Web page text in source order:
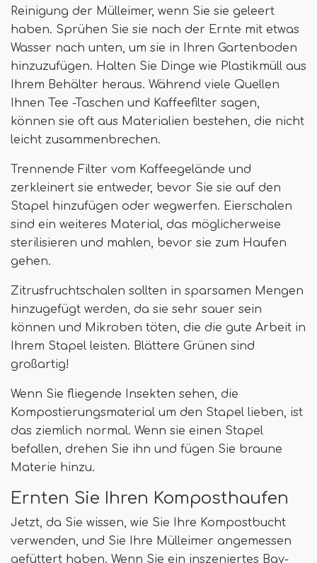
Reinigung der Mülleimer, wenn Sie sie geleert
haben. Sprühen Sie sie nach der Ernte mit etwas
Wasser nach unten, um sie in Ihren Gartenboden
hinzuzufügen. Halten Sie Dinge wie Plastikmüll aus
Ihrem Behälter heraus. Während viele Quellen
Ihnen Tee -Taschen und Kaffeefilter sagen,
können sie oft aus Materialien bestehen, die nicht
leicht zusammenbrechen.
Trennende Filter vom Kaffeegelände und
zerkleinert sie entweder, bevor Sie sie auf den
Stapel hinzufügen oder wegwerfen. Eierschalen
sind ein weiteres Material, das möglicherweise
sterilisieren und mahlen, bevor sie zum Haufen
gehen.
Zitrusfruchtschalen sollten in sparsamen Mengen
hinzugefügt werden, da sie sehr sauer sein
können und Mikroben töten, die die gute Arbeit in
Ihrem Stapel leisten. Blättere Grünen sind
großartig!
Wenn Sie fliegende Insekten sehen, die
Kompostierungsmaterial um den Stapel lieben, ist
das ziemlich normal. Wenn sie einen Stapel
befallen, drehen Sie ihn und fügen Sie braune
Materie hinzu.
Ernten Sie Ihren Komposthaufen
Jetzt, da Sie wissen, wie Sie Ihre Kompostbucht
verwenden, und Sie Ihre Mülleimer angemessen
gefüttert haben. Wenn Sie ein inszeniertes Bay-